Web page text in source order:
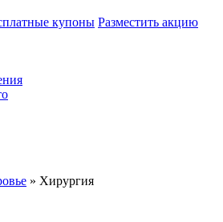
купоны Разместить акцию
» Хирургия